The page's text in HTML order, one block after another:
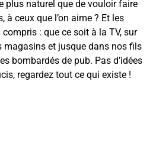
plus naturel que de vouloir faire
à ceux que l’on aime ? Et les
: que ce soit à la TV, sur
magasins et jusque dans nos fils
bombardés de pub. Pas d’idées
regardez tout ce qui existe !